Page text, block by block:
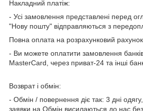
Накладний платіж:
- Усі замовлення представлені перед
"Нову пошту" відправляються з
Повна оплата на розрахунковий
- Ви можете оплатити замовлення
MasterCard, через приват-24 та інші
Возврат і обмін:
- Обмін / повернення діє так: 3 дні
заявки на Обмін висилаються до нас